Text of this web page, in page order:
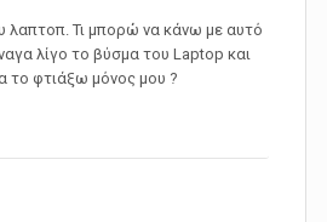
Τι μπορώ να κάνω με αυτό
λίγο το βύσμα του Laptop και
το φτιάξω μόνος μου ?